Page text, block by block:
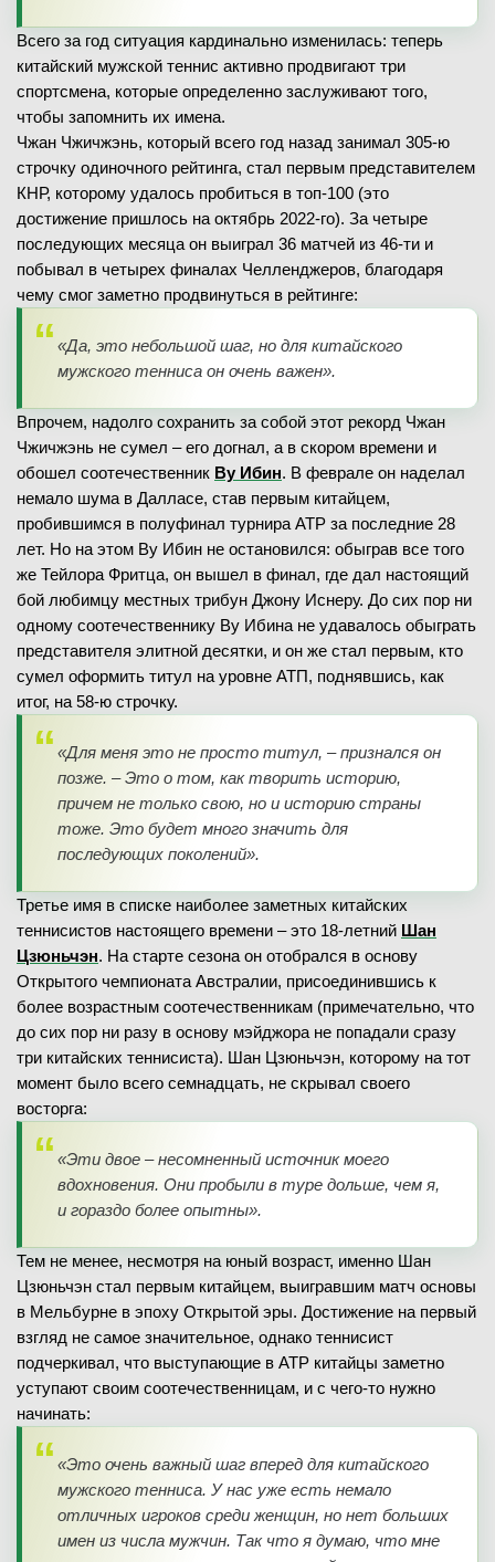
Всего за год ситуация кардинально изменилась: теперь
китайский мужской теннис активно продвигают три
спортсмена, которые определенно заслуживают того,
чтобы запомнить их имена.
Чжан Чжичжэнь, который всего год назад занимал 305-ю
строчку одиночного рейтинга, стал первым представителем
КНР, которому удалось пробиться в топ-100 (это
достижение пришлось на октябрь 2022-го). За четыре
последующих месяца он выиграл 36 матчей из 46-ти и
побывал в четырех финалах Челленджеров, благодаря
чему смог заметно продвинуться в рейтинге:
«Да, это небольшой шаг, но для китайского
мужского тенниса он очень важен».
Впрочем, надолго сохранить за собой этот рекорд Чжан
Чжичжэнь не сумел – его догнал, а в скором времени и
обошел соотечественник Ву Ибин. В феврале он наделал
немало шума в Далласе, став первым китайцем,
пробившимся в полуфинал турнира ATP за последние 28
лет. Но на этом Ву Ибин не остановился: обыграв все того
же Тейлора Фритца, он вышел в финал, где дал настоящий
бой любимцу местных трибун Джону Иснеру. До сих пор ни
одному соотечественнику Ву Ибина не удавалось обыграть
представителя элитной десятки, и он же стал первым, кто
сумел оформить титул на уровне АТП, поднявшись, как
итог, на 58-ю строчку.
«Для меня это не просто титул, – признался он
позже. – Это о том, как творить историю,
причем не только свою, но и историю страны
тоже. Это будет много значить для
последующих поколений».
Третье имя в списке наиболее заметных китайских
теннисистов настоящего времени – это 18-летний Шан
Цзюньчэн. На старте сезона он отобрался в основу
Открытого чемпионата Австралии, присоединившись к
более возрастным соотечественникам (примечательно, что
до сих пор ни разу в основу мэйджора не попадали сразу
три китайских теннисиста). Шан Цзюньчэн, которому на тот
момент было всего семнадцать, не скрывал своего
восторга:
«Эти двое – несомненный источник моего
вдохновения. Они пробыли в туре дольше, чем я,
и гораздо более опытны».
Тем не менее, несмотря на юный возраст, именно Шан
Цзюньчэн стал первым китайцем, выигравшим матч основы
в Мельбурне в эпоху Открытой эры. Достижение на первый
взгляд не самое значительное, однако теннисист
подчеркивал, что выступающие в ATP китайцы заметно
уступают своим соотечественницам, и с чего-то нужно
начинать:
«Это очень важный шаг вперед для китайского
мужского тенниса. У нас уже есть немало
отличных игроков среди женщин, но нет больших
имен из числа мужчин. Так что я думаю, что мне